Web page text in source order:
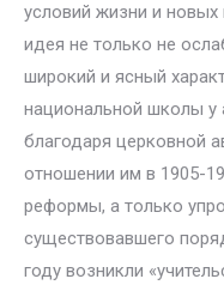
условий жизни и
идея не только не
широкий и ясный
национальной школы у
благодаря церковной
отношении им в 1905-
реформы, а только
существовавшего
году возникли